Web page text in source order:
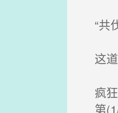
“共
这道
疯狂
第